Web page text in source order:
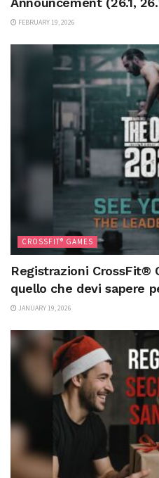
FEBRUARY 19, 2026
CROSSFIT® GAMES
Registrazioni CrossFit®
quello che devi sapere
JANUARY 19, 2026